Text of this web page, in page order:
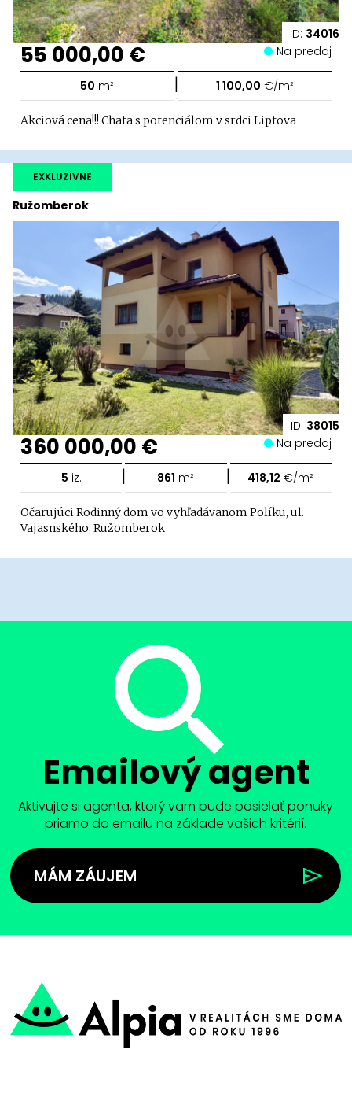
ID: 34016
55 000,00 € Na predaj
50 m² | 1 100,00 €/m²
Akciová cena!!! Chata s potenciálom v srdci Liptova
ID: 38015
Ružomberok
EXKLUZÍVNE
360 000,00 € Na predaj
5 iz. | 861 m² | 418,12 €/m²
Očarujúci Rodinný dom vo vyhľadávanom Políku, ul.
Vajasnského, Ružomberok
Emailový agent
Aktivujte si agenta, ktorý vam bude posielať ponuky
priamo do emailu na základe vašich kritérií.
MÁM ZÁUJEM